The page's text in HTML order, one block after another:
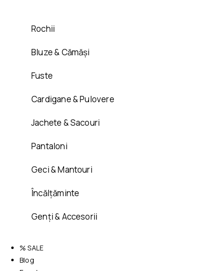
Rochii
Bluze & Cămăși
Fuste
Cardigane & Pulovere
Jachete & Sacouri
Pantaloni
Geci & Mantouri
Încălțăminte
Genți & Accesorii
% SALE
Blog